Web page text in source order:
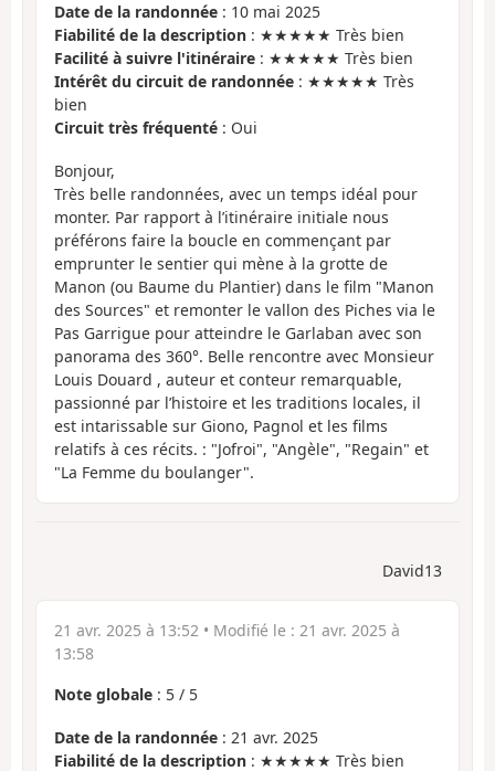
Date de la randonnée : 10 mai 2025
Fiabilité de la description : ★★★★★ Très bien
Facilité à suivre l'itinéraire : ★★★★★ Très bien
Intérêt du circuit de randonnée : ★★★★★ Très
bien
Circuit très fréquenté : Oui
Bonjour,
Très belle randonnées, avec un temps idéal pour
monter. Par rapport à l’itinéraire initiale nous
préférons faire la boucle en commençant par
emprunter le sentier qui mène à la grotte de
Manon (ou Baume du Plantier) dans le film "Manon
des Sources" et remonter le vallon des Piches via le
Pas Garrigue pour atteindre le Garlaban avec son
panorama des 360°. Belle rencontre avec Monsieur
Louis Douard , auteur et conteur remarquable,
passionné par l’histoire et les traditions locales, il
est intarissable sur Giono, Pagnol et les films
relatifs à ces récits. : "Jofroi", "Angèle", "Regain" et
"La Femme du boulanger".
David13
21 avr. 2025 à 13:52 • Modifié le : 21 avr. 2025 à
13:58
Note globale : 5 / 5
Date de la randonnée : 21 avr. 2025
Fiabilité de la description : ★★★★★ Très bien